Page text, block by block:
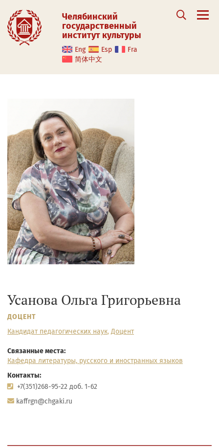
Челябинский
государственный
институт культуры
Eng Esp
Fra
简体中文
Усанова Ольга Григорьевна
ДОЦЕНТ
Кандидат педагогических наук, Доцент
Связанные места:
Кафедра литературы, русского и иностранных языков
Контакты:
+7(351)268-95-22 доб. 1-62
kaffrgn@chgaki.ru